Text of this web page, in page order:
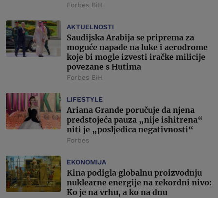
Forbes BiH
AKTUELNOSTI
Saudijska Arabija se priprema za
moguće napade na luke i aerodrome
koje bi mogle izvesti iračke milicije
povezane s Hutima
Forbes BiH
LIFESTYLE
Ariana Grande poručuje da njena
predstojeća pauza „nije ishitrena“
niti je „posljedica negativnosti“
Forbes
EKONOMIJA
Kina podigla globalnu proizvodnju
nuklearne energije na rekordni nivo:
Ko je na vrhu, a ko na dnu